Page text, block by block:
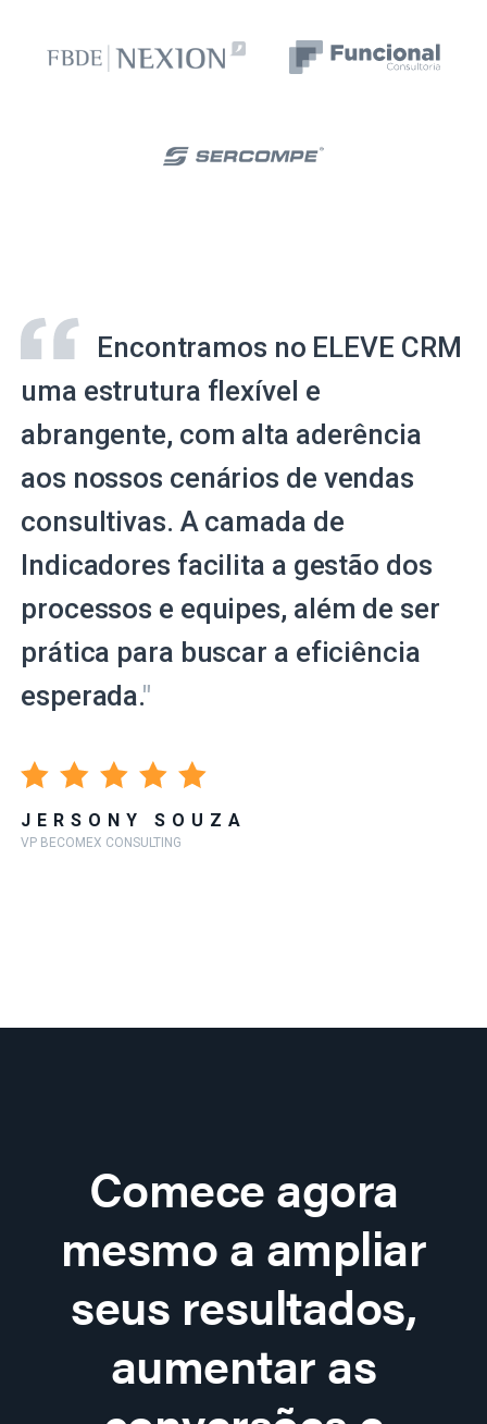
Encontramos no ELEVE CRM
uma estrutura flexível e
abrangente, com alta aderência
aos nossos cenários de vendas
consultivas. A camada de
Indicadores facilita a gestão dos
processos e equipes, além de ser
prática para buscar a eficiência
esperada."
JERSONY SOUZA
VP BECOMEX CONSULTING
Comece agora
mesmo a ampliar
seus resultados,
aumentar as